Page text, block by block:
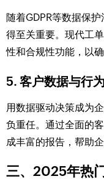
随着GDPR等数据保
得至关重要。现代工
性和合规性功能，以
5. 客户数据与行
用数据驱动决策成为
负重任。通过全面的
成丰富的报告，帮助
三、2025年热